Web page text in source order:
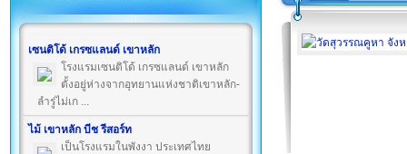
เซนติโด้ เกรซแลนด์ เขาหลัก
โรงแรมเซนติโด้ เกรซแลนด์ เขาหลัก
ตั้งอยู่ห่างจากอุทยานแห่งชาติเขาหลัก-
ลำรู่ไม่เก ...
ไม้ เขาหลัก บีช รีสอร์ท
เป็นโรงแรมในพังงา ประเทศไทย